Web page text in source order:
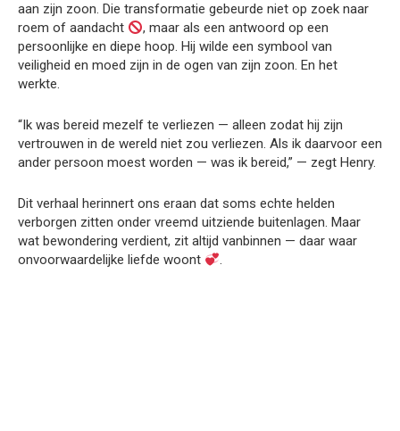
aan zijn zoon. Die transformatie gebeurde niet op zoek naar
roem of aandacht
, maar als een antwoord op een
persoonlijke en diepe hoop. Hij wilde een symbool van
veiligheid en moed zijn in de ogen van zijn zoon. En het
werkte.
“Ik was bereid mezelf te verliezen — alleen zodat hij zijn
vertrouwen in de wereld niet zou verliezen. Als ik daarvoor een
ander persoon moest worden — was ik bereid,” — zegt Henry.
Dit verhaal herinnert ons eraan dat soms echte helden
verborgen zitten onder vreemd uitziende buitenlagen. Maar
wat bewondering verdient, zit altijd vanbinnen — daar waar
onvoorwaardelijke liefde woont
.